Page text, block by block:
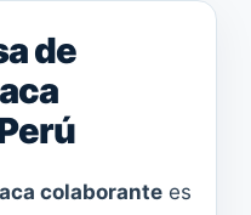
de
colaborante es